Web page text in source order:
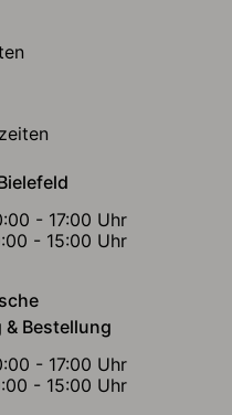
- 17:00 Uhr
- 15:00 Uhr
Bestellung
- 17:00 Uhr
- 15:00 Uhr